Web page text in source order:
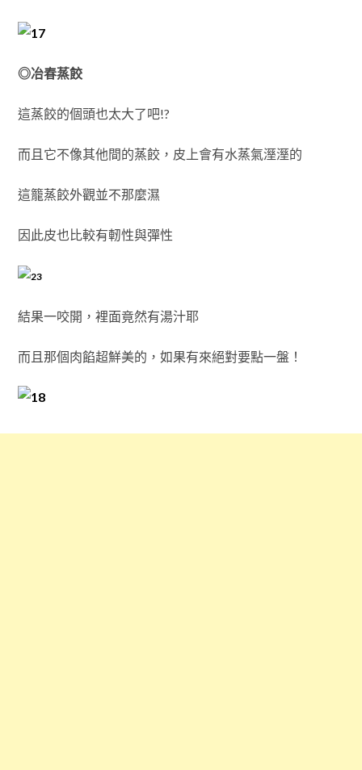
◎冶春蒸餃
這蒸餃的個頭也太大了吧!?
而且它不像其他間的蒸餃，皮上會有水蒸氣溼溼的
這籠蒸餃外觀並不那麼濕
因此皮也比較有軔性與彈性
結果一咬開，裡面竟然有湯汁耶
而且那個肉餡超鮮美的，如果有來絕對要點一盤！